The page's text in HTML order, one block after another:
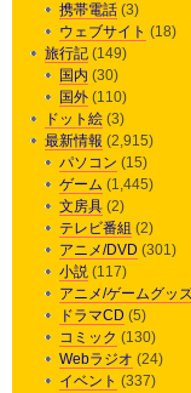
携帯電話 (3)
ウェブサイト (18)
旅行記 (149)
国内 (30)
国外 (110)
ドット絵 (3)
最新情報 (2,915)
パソコン (15)
ゲーム (1,445)
文房具 (2)
テレビ番組 (2)
アニメ/DVD (301)
小説 (117)
アニメ/ゲームグッ
ドラマCD (5)
コミック (130)
Webラジオ (24)
イベント (337)